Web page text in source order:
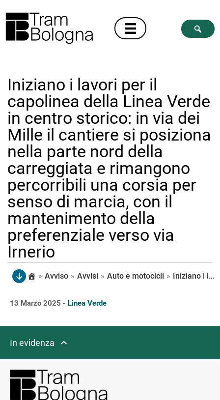
Iniziano i lavori per il
capolinea della Linea Verde
in centro storico: in via dei
Mille il cantiere si posiziona
nella parte nord della
carreggiata e rimangono
percorribili una corsia per
senso di marcia, con il
mantenimento della
preferenziale verso via
Irnerio
» Avviso » Avvisi » Auto e motocicli » Iniziano i lavori per il capolinea della Linea Verde in centro storico: in via dei Mille il cantiere si posiziona nella parte nord della carreggiata e rimangono percorribili una corsia per senso di marcia, con il mantenimento della preferenziale verso via Irnerio
13 Marzo 2025 - Linea Verde
In evidenza